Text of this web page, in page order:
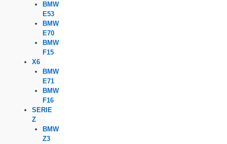
BMW
E53
BMW
E70
BMW
F15
X6
BMW
E71
BMW
F16
SERIE
Z
BMW
Z3